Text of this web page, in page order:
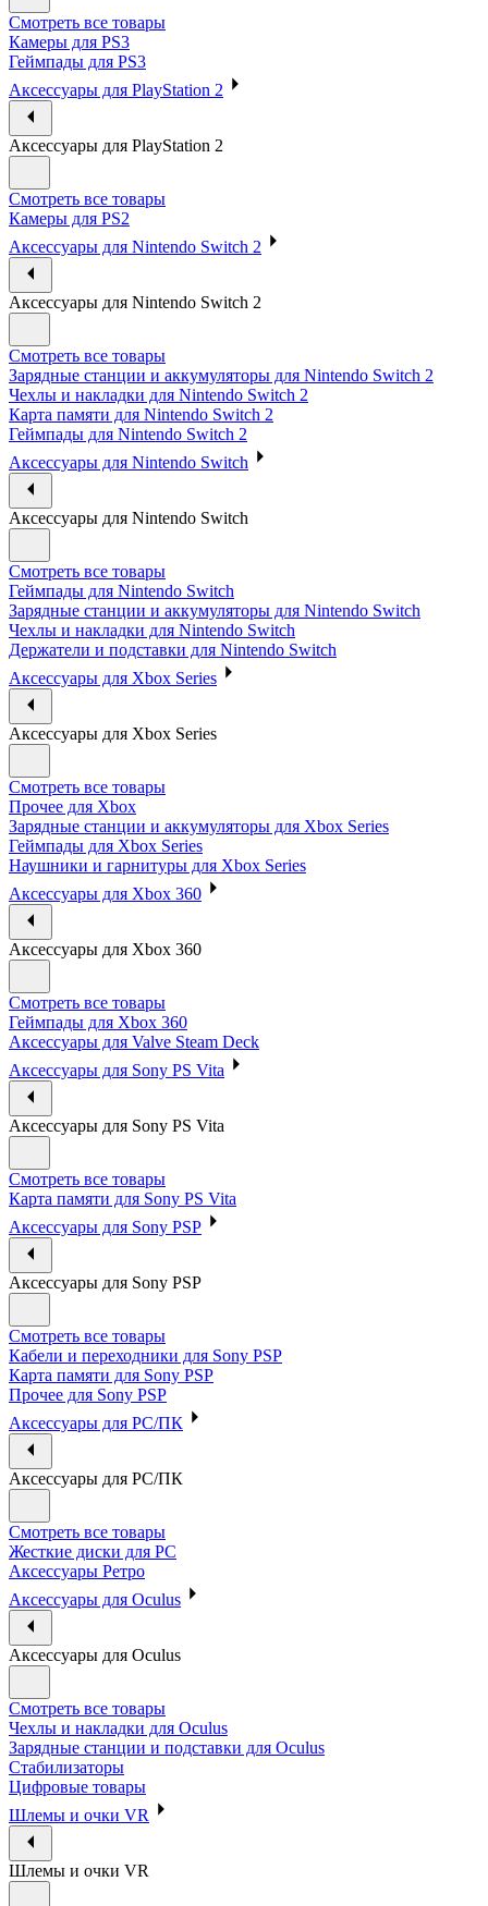
Смотреть все товары
Камеры для PS3
Геймпады для PS3
Аксессуары для PlayStation 2
Аксессуары для PlayStation 2
Смотреть все товары
Камеры для PS2
Аксессуары для Nintendo Switch 2
Аксессуары для Nintendo Switch 2
Смотреть все товары
Зарядные станции и аккумуляторы для Nintendo Switch 2
Чехлы и накладки для Nintendo Switch 2
Карта памяти для Nintendo Switch 2
Геймпады для Nintendo Switch 2
Аксессуары для Nintendo Switch
Аксессуары для Nintendo Switch
Смотреть все товары
Геймпады для Nintendo Switch
Зарядные станции и аккумуляторы для Nintendo Switch
Чехлы и накладки для Nintendo Switch
Держатели и подставки для Nintendo Switch
Аксессуары для Xbox Series
Аксессуары для Xbox Series
Смотреть все товары
Прочее для Xbox
Зарядные станции и аккумуляторы для Xbox Series
Геймпады для Xbox Series
Наушники и гарнитуры для Xbox Series
Аксессуары для Xbox 360
Аксессуары для Xbox 360
Смотреть все товары
Геймпады для Xbox 360
Аксессуары для Valve Steam Deck
Аксессуары для Sony PS Vita
Аксессуары для Sony PS Vita
Смотреть все товары
Карта памяти для Sony PS Vita
Аксессуары для Sony PSP
Аксессуары для Sony PSP
Смотреть все товары
Кабели и переходники для Sony PSP
Карта памяти для Sony PSP
Прочее для Sony PSP
Аксессуары для PC/ПК
Аксессуары для PC/ПК
Смотреть все товары
Жесткие диски для PC
Аксессуары Ретро
Аксессуары для Oculus
Аксессуары для Oculus
Смотреть все товары
Чехлы и накладки для Oculus
Зарядные станции и подставки для Oculus
Стабилизаторы
Цифровые товары
Шлемы и очки VR
Шлемы и очки VR